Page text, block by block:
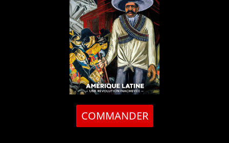
COMMANDER